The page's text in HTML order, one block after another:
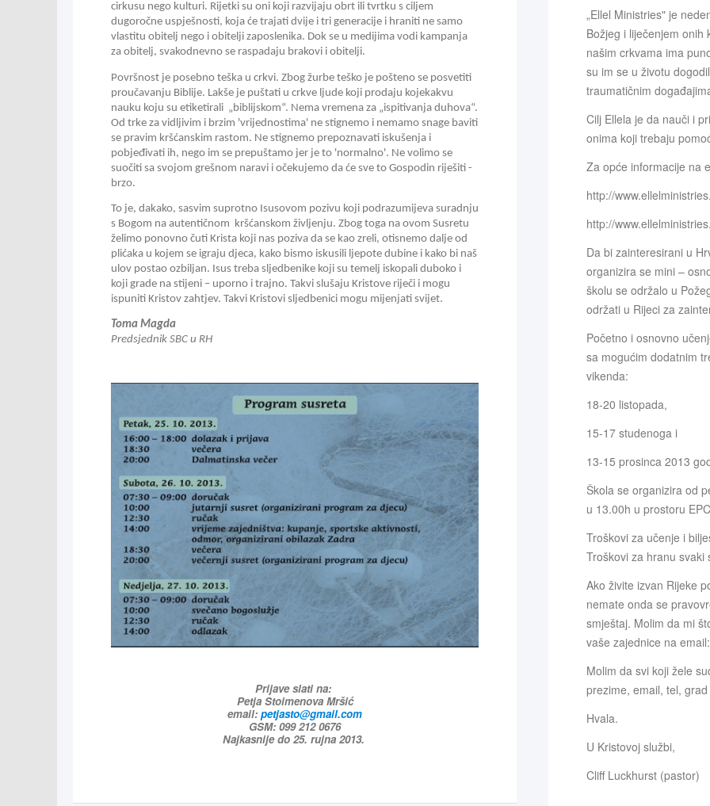
cirkusu nego kulturi. Rijetki su oni koji razvijaju obrt ili tvrtku s ciljem
dugoročne uspješnosti, koja će trajati dvije i tri generacije i hraniti ne samo
vlastitu obitelj nego i obitelji zaposlenika. Dok se u medijima vodi kampanja
za obitelj, svakodnevno se raspadaju brakovi i obitelji.
Površnost je posebno teška u crkvi. Zbog žurbe teško je pošteno se posvetiti
proučavanju Biblije. Lakše je puštati u crkve ljude koji prodaju kojekakvu
nauku koju su etiketirali  „biblijskom“. Nema vremena za „ispitivanja duhova“.
Od trke za vidljivim i brzim 'vrijednostima' ne stignemo i nemamo snage baviti
se pravim kršćanskim rastom. Ne stignemo prepoznavati iskušenja i
pobjeđivati ih, nego im se prepuštamo jer je to 'normalno'. Ne volimo se
suočiti sa svojom grešnom naravi i očekujemo da će sve to Gospodin riješiti -
brzo.
To je, dakako, sasvim suprotno Isusovom pozivu koji podrazumijeva suradnju
s Bogom na autentičnom  kršćanskom življenju. Zbog toga na ovom Susretu
želimo ponovno čuti Krista koji nas poziva da se kao zreli, otisnemo dalje od
plićaka u kojem se igraju djeca, kako bismo iskusili ljepote dubine i kako bi naš
ulov postao ozbiljan. Isus treba sljedbenike koji su temelj iskopali duboko i
koji grade na stijeni – uporno i trajno. Takvi slušaju Kristove riječi i mogu
ispuniti Kristov zahtjev. Takvi Kristovi sljedbenici mogu mijenjati svijet.
Toma Magda
Predsjednik SBC u RH
Prijave slati na:
Petja Stoimenova Mršić
email: petjasto@gmail.com
GSM: 099 212 0676
Najkasnije do 25. rujna 2013.
„Ellel Ministries" je
Božjeg i liječenjem
našim crkvama ima
su im se u životu
traumatičnim
Cilj Ellela je da nauči i
onima koji trebaju
Za opće informacije na
http://
http://
Da bi zainteresirani u
organizira se mini –
školu se održalo u
održati u Rijeci za
Početno i osnovno
sa mogućim dodatnim
vikenda:
18-20 listopada,
15-17 studenoga i
13-15 prosinca 2013
Škola se organizira od
u 13.00h u prostoru
Troškovi za učenje i
Troškovi za hranu svaki
Ako živite izvan Rijeke
nemate onda se
smještaj. Molim da mi
vaše zajednice na
Molim da svi koji žele
prezime, email, tel,
Hvala.
U Kristovoj službi,
Cliff Luckhurst (pastor)